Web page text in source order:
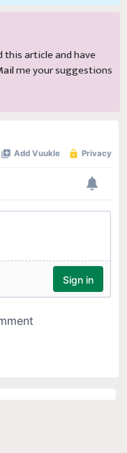
this article and have
me your suggestions